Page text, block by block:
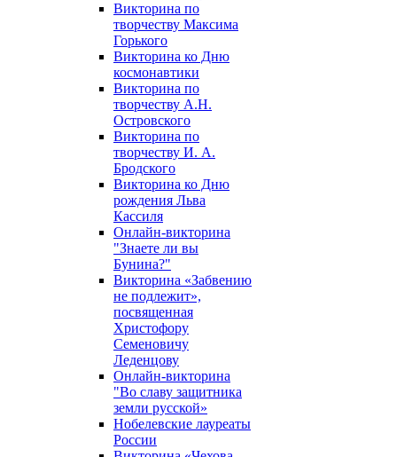
Викторина по
творчеству Максима
Горького
Викторина ко Дню
космонавтики
Викторина по
творчеству А.Н.
Островского
Викторина по
творчеству И. А.
Бродского
Викторина ко Дню
рождения Льва
Кассиля
Онлайн-викторина
"Знаете ли вы
Бунина?"
Викторина «Забвению
не подлежит»,
посвященная
Христофору
Семеновичу
Леденцову
Онлайн-викторина
"Во славу защитника
земли русской»
Нобелевские лауреаты
России